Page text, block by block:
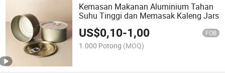
Kemasan Makanan Aluminium Tahan
Suhu Tinggi dan Memasak Kaleng Jars
US$0,10-1,00 FOB
1.000 Potong (MOQ)